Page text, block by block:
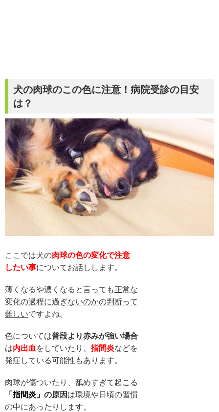
犬の肉球のこの色に注意！病院受診の目安
は？
ここでは犬の肉球の色の変化で注意
したい事についてお話しします。
薄くなるや濃くなると言っても 正常な
変化の過程に過ぎないのかの判断って
難しいですよね。
色については普段より赤みが強い場合
は内出血をしていたり、指間炎などを
発症している可能性もあります。
肉球が傷ついたり、舐めすぎて起こる
「指間炎」 の原因 は環境や日頃の習慣
の中にあったりします。